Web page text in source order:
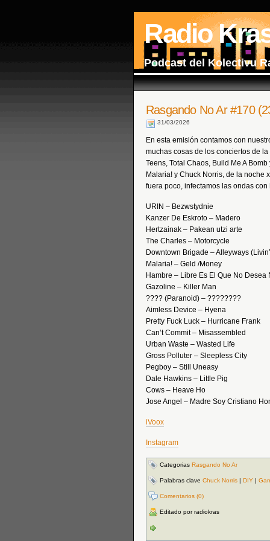
Radio
Podcast del Kolectivu
Rasgando No Ar #170
31/03/2026
En esta emisión contamos con
muchas cosas de los conciertos de
Teens, Total Chaos, Build Me A
Malaria! y Chuck Norris, de la noche
fuera poco, infectamos las ondas
URIN – Bezwstydnie
Kanzer De Eskroto – Madero
Hertzainak – Pakean utzi arte
The Charles – Motorcycle
Downtown Brigade – Alleyways
Malaria! – Geld /Money
Hambre – Libre Es El Que No Desea
Gazoline – Killer Man
???? (Paranoid) – ????????
Aimless Device – Hyena
Pretty Fuck Luck – Hurricane Frank
Can’t Commit – Misassembled
Urban Waste – Wasted Life
Gross Polluter – Sleepless City
Pegboy – Still Uneasy
Dale Hawkins – Little Pig
Cows – Heave Ho
Jose Angel – Madre Soy Cristiano
iVoox
Instagram
Categorias Rasgando No Ar
Palabras clave Chuck Norris | DIY |
Comentarios (0)
Editado por radiokras